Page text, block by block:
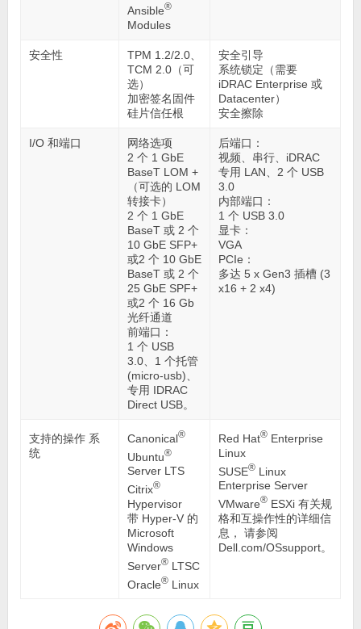
Ansible®
Modules
安全性
TPM 1.2/2.0、
TCM 2.0（可
选）
加密签名固件
硅片信任根
安全引导
系统锁定（需要
iDRAC Enterprise 或
Datacenter）
安全擦除
I/O 和端口
网络选项
2 个 1 GbE
BaseT LOM +
（可选的 LOM
转接卡）
2 个 1 GbE
BaseT 或 2 个
10 GbE SFP+
或2 个 10 GbE
BaseT 或 2 个
25 GbE SPF+
或2 个 16 Gb
光纤通道
前端口：
1 个 USB
3.0、1 个托管
(micro-usb)、
专用 IDRAC
Direct USB。
后端口：
视频、串行、iDRAC
专用 LAN、2 个 USB
3.0
内部端口：
1 个 USB 3.0
显卡：
VGA
PCIe：
多达 5 x Gen3 插槽 (3
x16 + 2 x4)
支持的操作 系
统
Canonical®
Ubuntu®
Server LTS
Citrix®
Hypervisor
带 Hyper-V 的
Microsoft
Windows
Server®LTSC
Oracle®Linux
Red Hat®Enterprise
Linux
SUSE®Linux
Enterprise Server
VMware®ESXi 有关规
格和互操作性的详细信
息， 请参阅
Dell.com/OSsupport。